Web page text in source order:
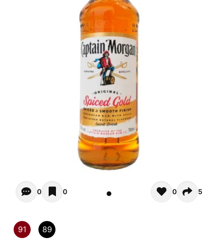
Opiniones de clientes - Actualmente no hay
0 0 0 5
91 89